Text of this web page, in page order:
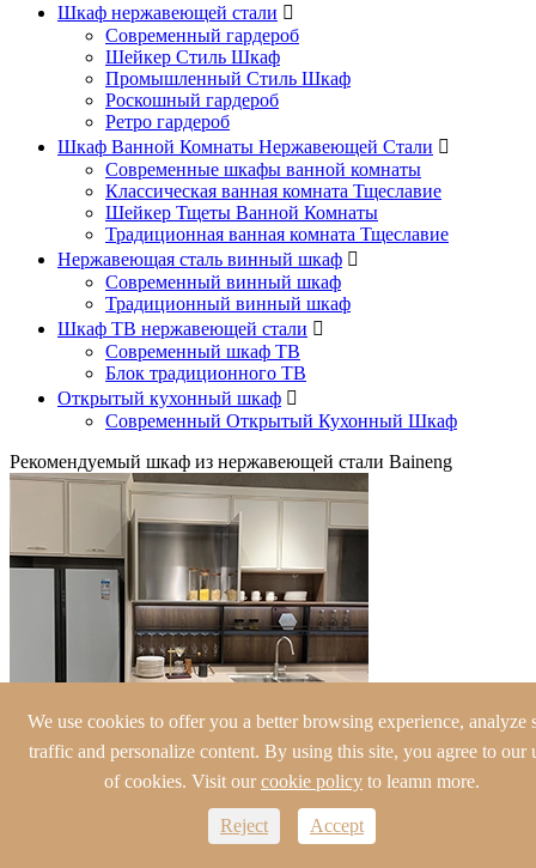
Шкаф нержавеющей стали 
Современный гардероб
Шейкер Стиль Шкаф
Промышленный Стиль Шкаф
Роскошный гардероб
Ретро гардероб
Шкаф Ванной Комнаты Нержавеющей Стали 
Современные шкафы ванной комнаты
Классическая ванная комната Тщеславие
Шейкер Тщеты Ванной Комнаты
Традиционная ванная комната Тщеславие
Нержавеющая сталь винный шкаф 
Современный винный шкаф
Традиционный винный шкаф
Шкаф ТВ нержавеющей стали 
Современный шкаф ТВ
Блок традиционного ТВ
Открытый кухонный шкаф 
Современный Открытый Кухонный Шкаф
Рекомендуемый шкаф из нержавеющей стали Baineng
We use cookies to offer you a better browsing experience, analyze
traffic and personalize content. By using this site, you agree to our
of cookies. Visit ourcookie policy to leamn more.
Reject Accept